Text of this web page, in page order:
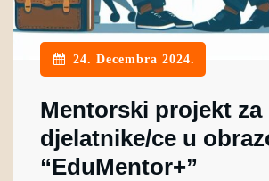
24. Decembra 2024.
Mentorski projekt za
djelatnike/ce u
“EduMentor+”